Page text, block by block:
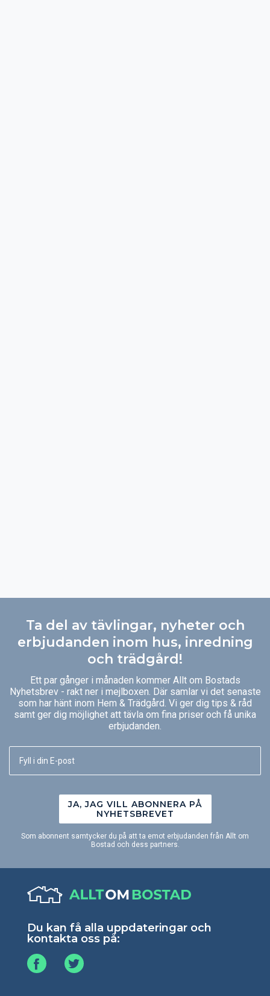
Ta del av tävlingar, nyheter och
erbjudanden inom hus, inredning
och trädgård!
Ett par gånger i månaden kommer Allt om Bostads
Nyhetsbrev - rakt ner i mejlboxen. Där samlar vi det senaste
som har hänt inom Hem & Trädgård. Vi ger dig tips & råd
samt ger dig möjlighet att tävla om fina priser och få unika
erbjudanden.
JA, JAG VILL ABONNERA PÅ
NYHETSBREVET
Som abonnent samtycker du på att ta emot erbjudanden från Allt om
Bostad och dess partners.
Du kan få alla uppdateringar och
kontakta oss på: